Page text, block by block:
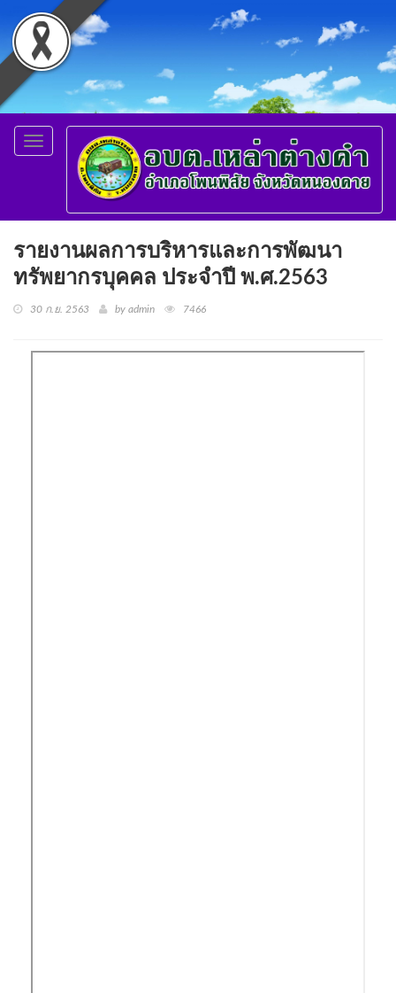
Toggle
navigation
รายงานผลการบริหารและการพัฒนา
ทรัพยากรบุคคล ประจำปี พ.ศ.2563
30 ก.ย. 2563 by admin 7466